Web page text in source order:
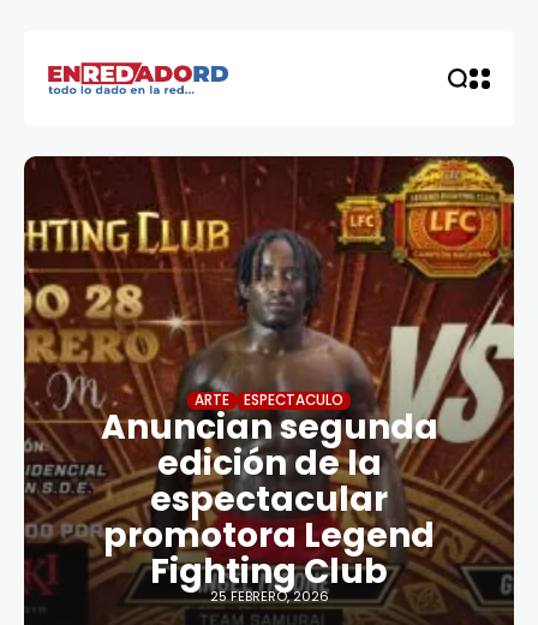
ARTE ESPECTACULO
Anuncian segunda
edición de la
espectacular
promotora Legend
Fighting Club
25 FEBRERO, 2026